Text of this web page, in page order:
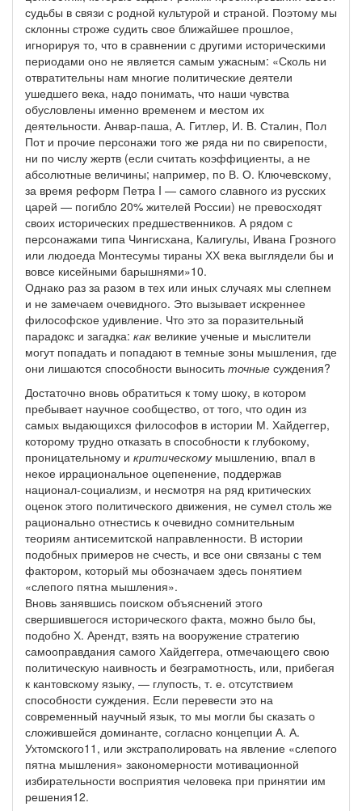
судьбы в связи с родной культурой и страной. Поэтому мы
склонны строже судить свое ближайшее прошлое,
игнорируя то, что в сравнении с другими историческими
периодами оно не является самым ужасным: «Сколь ни
отвратительны нам многие политические деятели
ушедшего века, надо понимать, что наши чувства
обусловлены именно временем и местом их
деятельности. Анвар-паша, А. Гитлер, И. В. Сталин, Пол
Пот и прочие персонажи того же ряда ни по свирепости,
ни по числу жертв (если считать коэффициенты, а не
абсолютные величины; например, по В. О. Ключевскому,
за время реформ Петра I — самого славного из русских
царей — погибло 20% жителей России) не превосходят
своих исторических предшественников. А рядом с
персонажами типа Чингисхана, Калигулы, Ивана Грозного
или людоеда Монтесумы тираны ХХ века выглядели бы и
вовсе кисейными барышнями»10.
Однако раз за разом в тех или иных случаях мы слепнем
и не замечаем очевидного. Это вызывает искреннее
философское удивление. Что это за поразительный
парадокс и загадка: как великие ученые и мыслители
могут попадать и попадают в темные зоны мышления, где
они лишаются способности выносить точные суждения?
Достаточно вновь обратиться к тому шоку, в котором
пребывает научное сообщество, от того, что один из
самых выдающихся философов в истории М. Хайдеггер,
которому трудно отказать в способности к глубокому,
проницательному и критическомумышлению, впал в
некое иррациональное оцепенение, поддержав
национал-социализм, и несмотря на ряд критических
оценок этого политического движения, не сумел столь же
рационально отнестись к очевидно сомнительным
теориям антисемитской направленности. В истории
подобных примеров не счесть, и все они связаны с тем
фактором, который мы обозначаем здесь понятием
«слепого пятна мышления».
Вновь занявшись поиском объяснений этого
свершившегося исторического факта, можно было бы,
подобно Х. Арендт, взять на вооружение стратегию
самооправдания самого Хайдеггера, отмечающего свою
политическую наивность и безграмотность, или, прибегая
к кантовскому языку, — глупость, т. е. отсутствием
способности суждения. Если перевести это на
современный научный язык, то мы могли бы сказать о
сложившейся доминанте, согласно концепции А. А.
Ухтомского11, или экстраполировать на явление «слепого
пятна мышления» закономерности мотивационной
избирательности восприятия человека при принятии им
решения12.